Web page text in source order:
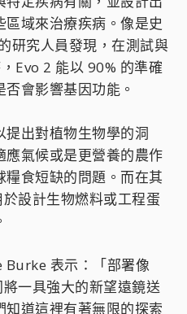
域來治療疾病。像是史
研究人員發現，在測試與
Evo 2 能以 90% 的準確
會影響基因功能。
出對植物生物學的洞
氣候或是更營養的農作
食短缺的問題。而在其
設計生物燃料或工程蛋
表示：「部署像
一具強大的新望遠鏡送
道這裡有著無限的探索